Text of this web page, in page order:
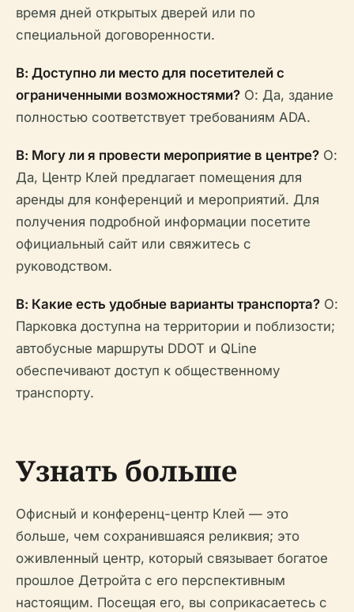
время дней открытых дверей или по
специальной договоренности.
В: Доступно ли место для посетителей с
ограниченными возможностями? О: Да, здание
полностью соответствует требованиям ADA.
В: Могу ли я провести мероприятие в центре? О:
Да, Центр Клей предлагает помещения для
аренды для конференций и мероприятий. Для
получения подробной информации посетите
официальный сайт или свяжитесь с
руководством.
В: Какие есть удобные варианты транспорта? О:
Парковка доступна на территории и поблизости;
автобусные маршруты DDOT и QLine
обеспечивают доступ к общественному
транспорту.
Узнать больше
Офисный и конференц-центр Клей — это
больше, чем сохранившаяся реликвия; это
оживленный центр, который связывает богатое
прошлое Детройта с его перспективным
настоящим. Посещая его, вы соприкасаетесь с